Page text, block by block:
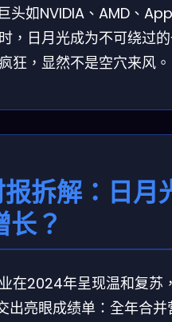
头如NVIDIA、AMD、
，日月光成为不可绕过
狂，显然不是空穴来风。
拆解：日月
？
在2024年呈现温和复苏
出亮眼成绩单：全年合并